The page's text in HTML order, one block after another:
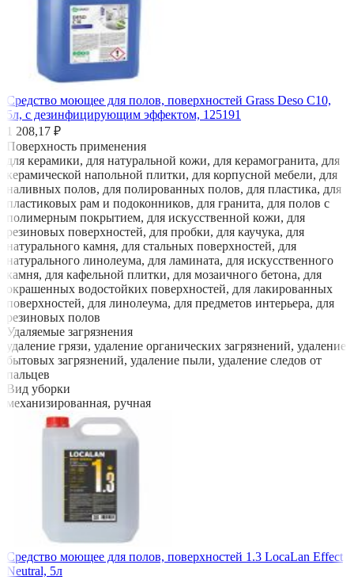
Средство моющее для полов, поверхностей Grass Deso C10,
5л, с дезинфицирующим эффектом, 125191
1 208,17 ₽
Поверхность применения
для керамики, для натуральной кожи, для керамогранита, для
керамической напольной плитки, для корпусной мебели, для
наливных полов, для полированных полов, для пластика, для
пластиковых рам и подоконников, для гранита, для полов с
полимерным покрытием, для искусственной кожи, для
резиновых поверхностей, для пробки, для каучука, для
натурального камня, для стальных поверхностей, для
натурального линолеума, для ламината, для искусственного
камня, для кафельной плитки, для мозаичного бетона, для
окрашенных водостойких поверхностей, для лакированных
поверхностей, для линолеума, для предметов интерьера, для
резиновых полов
Удаляемые загрязнения
удаление грязи, удаление органических загрязнений, удаление
бытовых загрязнений, удаление пыли, удаление следов от
пальцев
Вид уборки
механизированная, ручная
Средство моющее для полов, поверхностей 1.3 LocaLan Effect
Neutral, 5л